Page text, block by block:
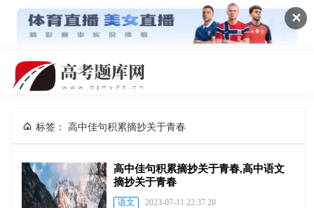
✕
标签： 高中佳句积累摘抄关于青春
高中佳句积累摘抄关于青春,高中语文
摘抄关于青春
语文 2023-07-11 22:37:28